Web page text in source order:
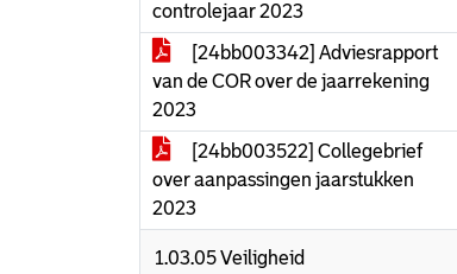
controlejaar 2023
[24bb003342] Adviesrapport
van de COR over de jaarrekening
2023
[24bb003522] Collegebrief
over aanpassingen jaarstukken
2023
1.03.05 Veiligheid